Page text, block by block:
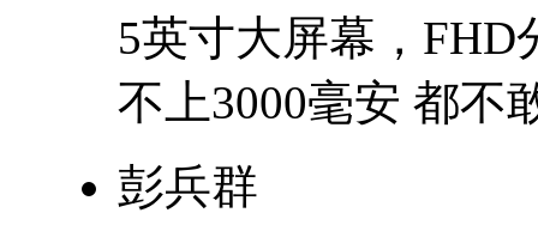
5英寸大屏幕，
不上3000毫安 都不
彭兵群